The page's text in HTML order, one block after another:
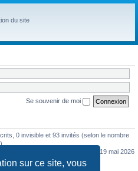
sur ce site, vous
du site
Se souvenir de moi
0 invisible et 93 invités (selon le nombre
le mar. 19 mai 2026